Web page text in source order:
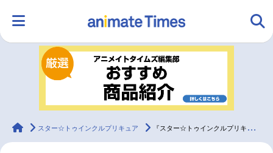
ランキング アニメ
ラジオ みんなの声 映画
animateTimes
スター☆トゥインクルプリキュア 『スター☆トゥインクルプリキュア』第16話「目指せ優勝☆まどかの一矢！」より先行カット到着！